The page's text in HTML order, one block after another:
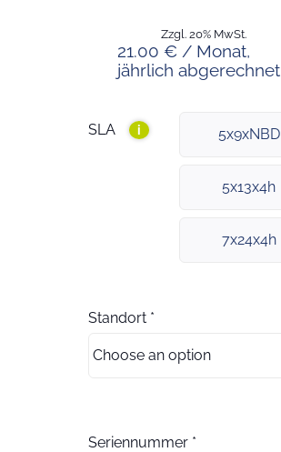
21.00 € / Monat,
jährlich abgerechnet
Zzgl. 20% MwSt.
SLA i 5x9xNBD
5x13x4h
7x24x4h
Standort *
Seriennummer *